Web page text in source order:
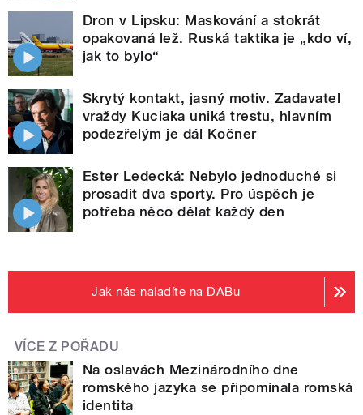
Dron v Lipsku: Maskování a stokrát
opakovaná lež. Ruská taktika je „kdo ví,
jak to bylo“
Skrytý kontakt, jasný motiv. Zadavatel
vraždy Kuciaka uniká trestu, hlavním
podezřelým je dál Kočner
Ester Ledecká: Nebylo jednoduché si
prosadit dva sporty. Pro úspěch je
potřeba něco dělat každý den
Jak nás naladíte na DABu
VÍCE Z POŘADU
Na oslavách Mezinárodního dne
romského jazyka se připomínala romská
identita